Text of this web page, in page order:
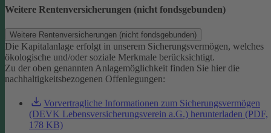
Weitere Rentenversicherungen (nicht fondsgebunden)
Weitere Rentenversicherungen (nicht fondsgebunden)
Die Kapitalanlage erfolgt in unserem Sicherungsvermögen, welches
ökologische und/oder soziale Merkmale berücksichtigt.
Zu der oben genannten Anlagemöglichkeit finden Sie hier die
nachhaltigkeitsbezogenen Offenlegungen:
Vorvertragliche Informationen zum Sicherungsvermögen
(DEVK Lebensversicherungsverein a.G.) herunterladen (PDF,
178 KB)